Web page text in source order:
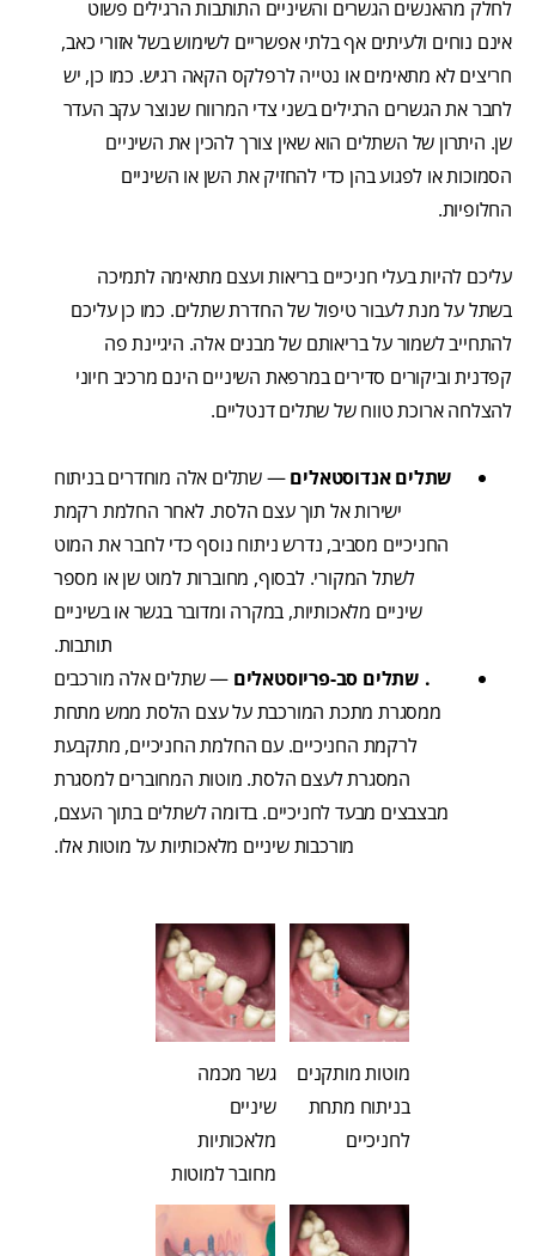
לחלק מהאנשים הגשרים והשיניים התותבות הרגילים פשוט
אינם נוחים ולעיתים אף בלתי אפשריים לשימוש בשל אזורי כאב,
חריצים לא מתאימים או נטייה לרפלקס הקאה רגיש. כמו כן, יש
לחבר את הגשרים הרגילים בשני צדי המרווח שנוצר עקב העדר
שן. היתרון של השתלים הוא שאין צורך להכין את השיניים
הסמוכות או לפגוע בהן כדי להחזיק את השן או השיניים
החלופיות.
עליכם להיות בעלי חניכיים בריאות ועצם מתאימה לתמיכה
בשתל על מנת לעבור טיפול של החדרת שתלים. כמו כן עליכם
להתחייב לשמור על בריאותם של מבנים אלה. היגיינת פה
קפדנית וביקורים סדירים במרפאת השיניים הינם מרכיב חיוני
להצלחה ארוכת טווח של שתלים דנטליים.
שתלים אנדוסטאלים— שתלים אלה מוחדרים בניתוח
ישירות אל תוך עצם הלסת. לאחר החלמת רקמת
החניכיים מסביב, נדרש ניתוח נוסף כדי לחבר את המוט
לשתל המקורי. לבסוף, מחוברות למוט שן או מספר
שיניים מלאכותיות, במקרה ומדובר בגשר או בשיניים
תותבות.
. שתלים סב-פריוסטאלים — שתלים אלה מורכבים
ממסגרת מתכת המורכבת על עצם הלסת ממש מתחת
לרקמת החניכיים. עם החלמת החניכיים, מתקבעת
המסגרת לעצם הלסת. מוטות המחוברים למסגרת
מבצבצים מבעד לחניכיים. בדומה לשתלים בתוך העצם,
מורכבות שיניים מלאכותיות על מוטות אלו.
מוטות מותקנים
בניתוח מתחת
לחניכיים
גשר מכמה
שיניים
מלאכותיות
מחובר למוטות